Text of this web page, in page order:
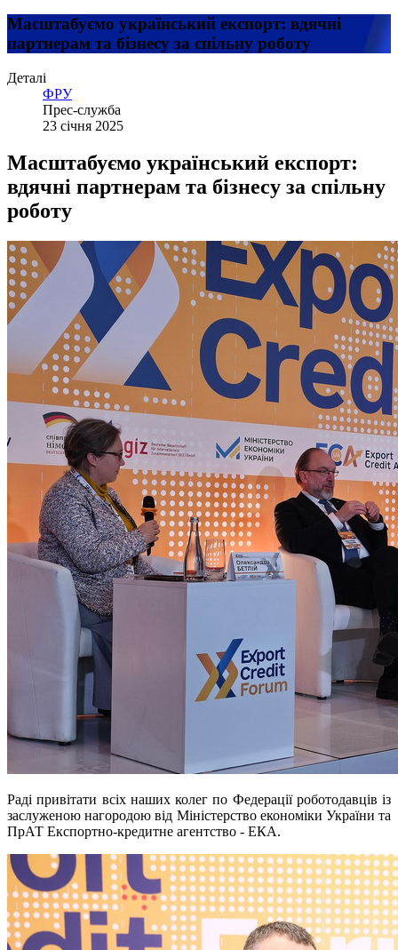
Масштабуємо український експорт: вдячні
партнерам та бізнесу за спільну роботу
Деталі
ФРУ
Прес-служба
23 січня 2025
Масштабуємо український експорт:
вдячні партнерам та бізнесу за спільну
роботу
Раді привітати всіх наших колег по Федерації роботодавців із
заслуженою нагородою від Міністерство економіки України та
ПрАТ Експортно-кредитне агентство - ЕКА.